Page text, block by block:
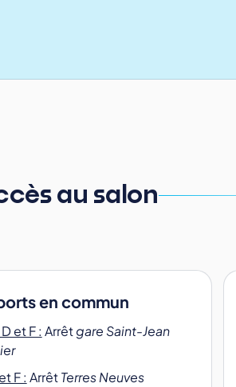
au salon
en commun
et F : Arrêtgare Saint-Jean
F : ArrêtTerres Neuves